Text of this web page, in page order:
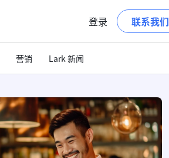
登录 联系我们
营销 Lark 新闻